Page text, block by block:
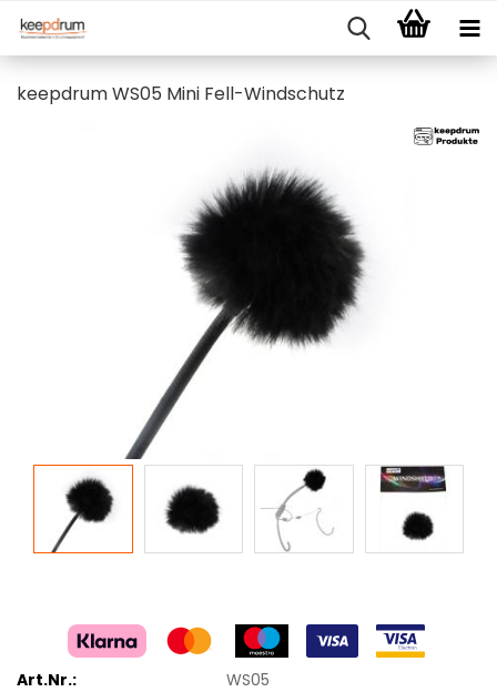
keepdrum WS05 Mini Fell-Windschutz
Art.Nr.:
WS05